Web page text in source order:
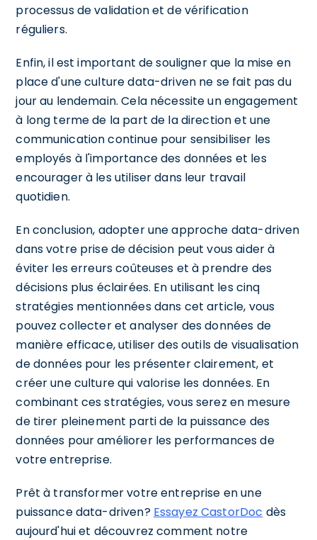
processus de validation et de vérification
réguliers.
Enfin, il est important de souligner que la mise en
place d'une culture data-driven ne se fait pas du
jour au lendemain. Cela nécessite un engagement
à long terme de la part de la direction et une
communication continue pour sensibiliser les
employés à l'importance des données et les
encourager à les utiliser dans leur travail
quotidien.
En conclusion, adopter une approche data-driven
dans votre prise de décision peut vous aider à
éviter les erreurs coûteuses et à prendre des
décisions plus éclairées. En utilisant les cinq
stratégies mentionnées dans cet article, vous
pouvez collecter et analyser des données de
manière efficace, utiliser des outils de visualisation
de données pour les présenter clairement, et
créer une culture qui valorise les données. En
combinant ces stratégies, vous serez en mesure
de tirer pleinement parti de la puissance des
données pour améliorer les performances de
votre entreprise.
Prêt à transformer votre entreprise en une
puissance data-driven? Essayez CastorDoc dès
aujourd'hui et découvrez comment notre